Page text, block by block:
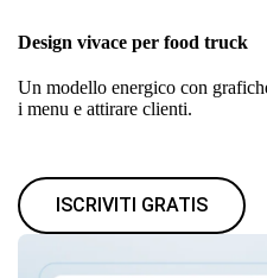
Design vivace per food truck
Un modello energico con
i menu e attirare clienti.
ISCRIVITI GRATIS